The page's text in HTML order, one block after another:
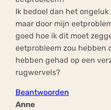
Ik bedoel dan het
maar door mijn
goed hoe ik dit moet
eetprobleem zou hebben
hebben gehad op een
rugwervels?
Beantwoorden
Anne